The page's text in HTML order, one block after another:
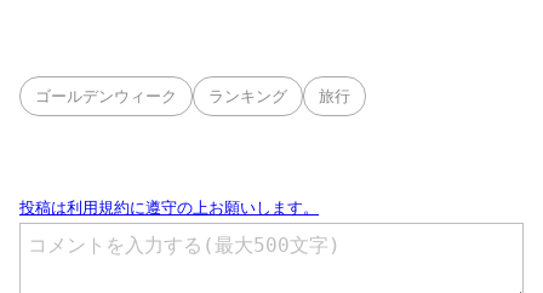
ゴールデンウィーク ランキング 旅行